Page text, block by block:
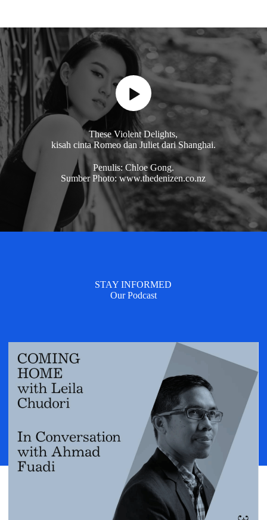
These Violent Delights,
kisah cinta Romeo dan Juliet dari Shanghai.
Penulis: Chloe Gong.
Sumber Photo: www.thedenizen.co.nz
STAY INFORMED
Our Podcast